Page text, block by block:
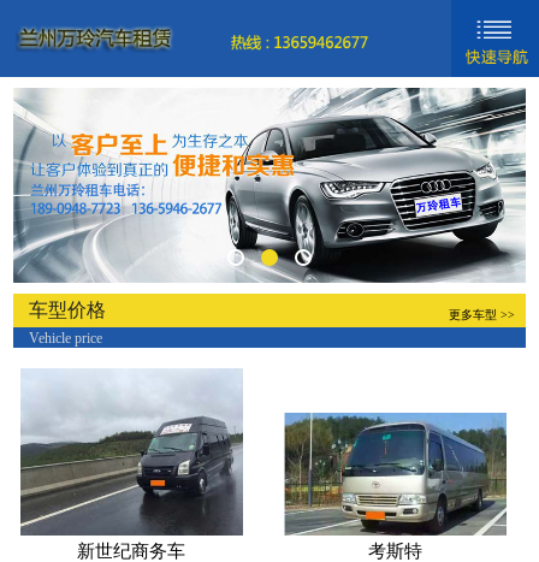
车型价格 更多车型 >>
Vehicle price
新世纪商务车
考斯特
新闻动态
车型分类
关于我们
帮助中心